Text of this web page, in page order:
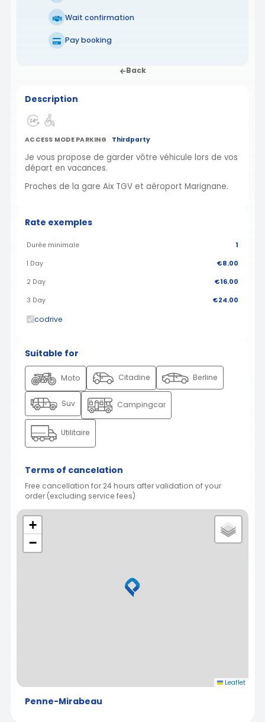
Wait confirmation
Pay booking
Back
Description
ACCESS MODE PARKING Thirdparty
Je vous propose de garder vôtre véhicule lors de vos
départ en vacances.
Proches de la gare Aix TGV et aéroport Marignane.
Rate exemples
Durée minimale 1
1 Day €8.00
2 Day €16.00
3 Day €24.00
codrive
Suitable for
Moto Citadine Berline
Suv Campingcar
Utilitaire
Terms of cancelation
Free cancellation for 24 hours after validation of your
order (excluding service fees)
+
−
Leaflet
Penne-Mirabeau